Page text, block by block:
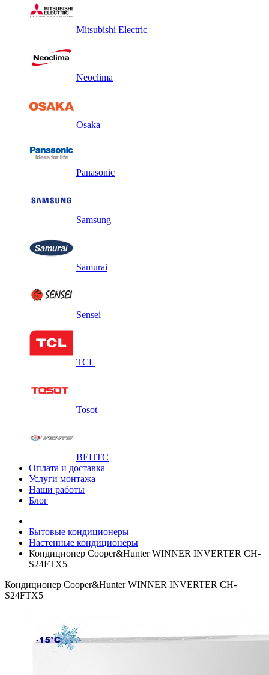
Mitsubishi Electric
Neoclima
Osaka
Panasonic
Samsung
Samurai
Sensei
TCL
Tosot
ВЕНТС
Оплата и доставка
Услуги монтажа
Наши работы
Блог
Бытовые кондиционеры
Настенные кондиционеры
Кондиционер Cooper&Hunter WINNER INVERTER CH-
S24FTX5
Кондиционер Cooper&Hunter WINNER INVERTER CH-
S24FTX5